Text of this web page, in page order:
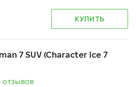
КУПИТЬ
7 SUV (Character Ice 7
отзывов